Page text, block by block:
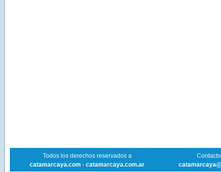
Todos los derechos reservados a
catamarcaya.com - catamarcaya.com.ar